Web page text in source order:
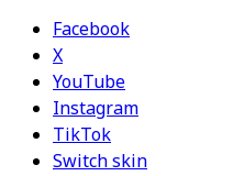
Facebook
X
YouTube
Instagram
TikTok
Switch skin